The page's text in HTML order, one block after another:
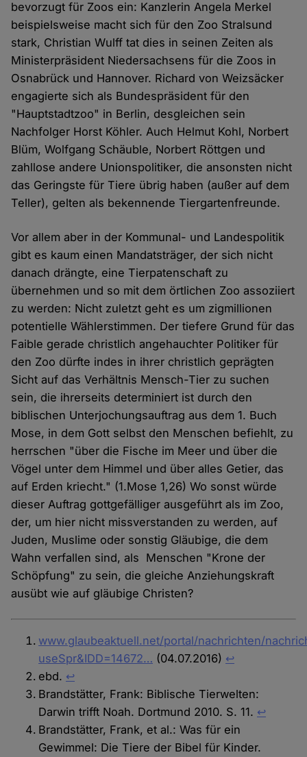
bevorzugt für Zoos ein: Kanzlerin Angela Merkel
beispielsweise macht sich für den Zoo Stralsund
stark, Christian Wulff tat dies in seinen Zeiten als
Ministerpräsident Niedersachsens für die Zoos in
Osnabrück und Hannover. Richard von Weizsäcker
engagierte sich als Bundespräsident für den
"Hauptstadtzoo" in Berlin, desgleichen sein
Nachfolger Horst Köhler. Auch Helmut Kohl, Norbert
Blüm, Wolfgang Schäuble, Norbert Röttgen und
zahllose andere Unionspolitiker, die ansonsten nicht
das Geringste für Tiere übrig haben (außer auf dem
Teller), gelten als bekennende Tiergartenfreunde.
Vor allem aber in der Kommunal- und Landespolitik
gibt es kaum einen Mandatsträger, der sich nicht
danach drängte, eine Tierpatenschaft zu
übernehmen und so mit dem örtlichen Zoo assoziiert
zu werden: Nicht zuletzt geht es um zigmillionen
potentielle Wählerstimmen. Der tiefere Grund für das
Faible gerade christlich angehauchter Politiker für
den Zoo dürfte indes in ihrer christlich geprägten
Sicht auf das Verhältnis Mensch-Tier zu suchen
sein, die ihrerseits determiniert ist durch den
biblischen Unterjochungsauftrag aus dem 1. Buch
Mose, in dem Gott selbst den Menschen befiehlt, zu
herrschen "über die Fische im Meer und über die
Vögel unter dem Himmel und über alles Getier, das
auf Erden kriecht." (1.Mose 1,26) Wo sonst würde
dieser Auftrag gottgefälliger ausgeführt als im Zoo,
der, um hier nicht missverstanden zu werden, auf
Juden, Muslime oder sonstig Gläubige, die dem
Wahn verfallen sind, als Menschen "Krone der
Schöpfung" zu sein, die gleiche Anziehungskraft
ausübt wie auf gläubige Christen?
www.glaubeaktuell.net/portal/nachrichten/
useSpr&IDD=14672… (04.07.2016) ↩︎
ebd. ↩︎
Brandstätter, Frank: Biblische Tierwelten:
Darwin trifft Noah. Dortmund 2010. S. 11. ↩︎
Brandstätter, Frank, et al.: Was für ein
Gewimmel: Die Tiere der Bibel für Kinder.